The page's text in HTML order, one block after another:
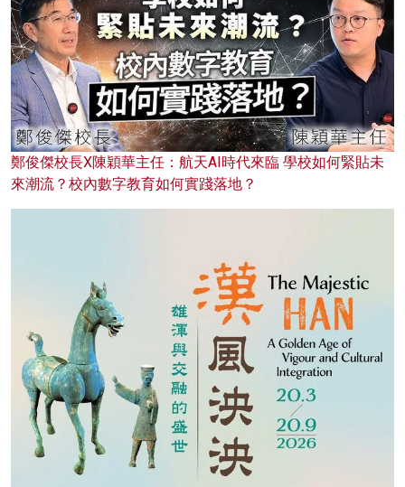
鄭俊傑校長X陳穎華主任：航天AI時代來臨 學校如何緊貼未
來潮流？校內數字教育如何實踐落地？